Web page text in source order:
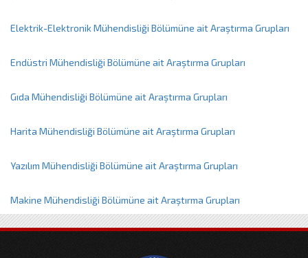
Elektrik-Elektronik Mühendisliği Bölümüne ait Araştırma Grupları
Endüstri Mühendisliği Bölümüne ait Araştırma Grupları
Gıda Mühendisliği Bölümüne ait Araştırma Grupları
Harita Mühendisliği Bölümüne ait Araştırma Grupları
Yazılım Mühendisliği Bölümüne ait Araştırma Grupları
Makine Mühendisliği Bölümüne ait Araştırma Grupları